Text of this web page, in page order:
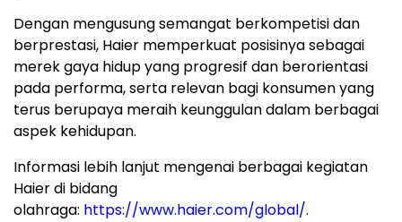
Dengan mengusung semangat berkompetisi dan
berprestasi, Haier memperkuat posisinya sebagai
merek gaya hidup yang progresif dan berorientasi
pada performa, serta relevan bagi konsumen yang
terus berupaya meraih keunggulan dalam berbagai
aspek kehidupan.
Informasi lebih lanjut mengenai berbagai kegiatan
Haier di bidang
olahraga: https://www.haier.com/global/.